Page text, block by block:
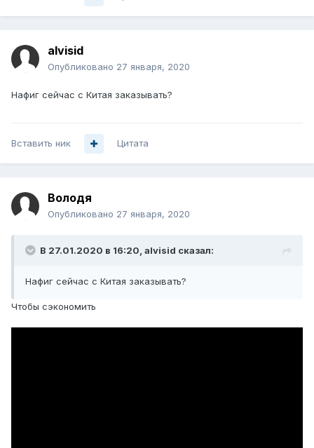
alvisid
Опубликовано 27 января, 2020
Нафиг сейчас с Китая заказывать?
Вставить ник Цитата
Володя
Опубликовано 27 января, 2020
В 27.01.2020 в 16:20, alvisid сказал:
Нафиг сейчас с Китая заказывать?
Чтобы сэкономить